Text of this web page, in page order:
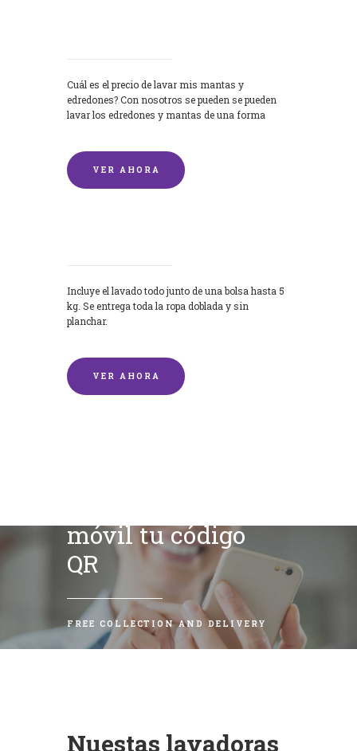
Cuál es el precio de lavar mis mantas y
edredones? Con nosotros se pueden se pueden
lavar los edredones y mantas de una forma
VER AHORA
Incluye el lavado todo junto de una bolsa hasta 5
kg. Se entrega toda la ropa doblada y sin
planchar.
VER AHORA
móvil tu código
QR
FREE COLLECTION AND DELIVERY
Nuestas lavadoras